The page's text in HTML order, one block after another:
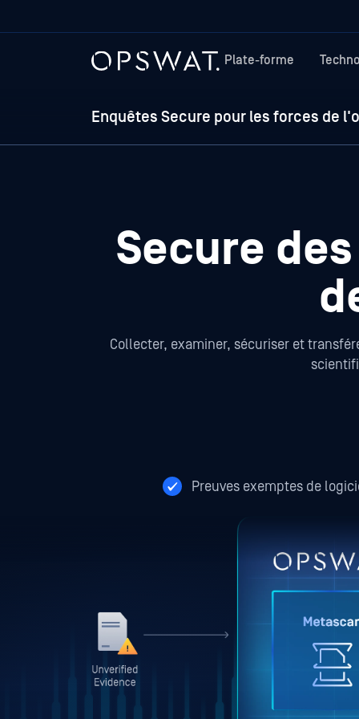
Plate-forme
Enquêtes Secure pour les forces de
Secure
Collecter, examiner, sécuriser et
Preuves exemptes de